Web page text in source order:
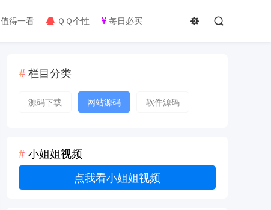
值得一看 ＱＱ个性 每日必买
栏目分类
源码下载 网站源码 软件源码
小姐姐视频
点我看小姐姐视频